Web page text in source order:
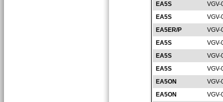
EA5S
VGV-
EA5S
VGV-
EA5ER/P
VGV-
EA5S
VGV-
EA5S
VGV-
EA5S
VGV-
EA5ON
VGV-
EA5ON
VGV-